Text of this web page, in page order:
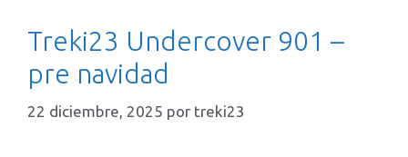
Treki23 Undercover 901 –
pre navidad
22 diciembre, 2025 por treki23